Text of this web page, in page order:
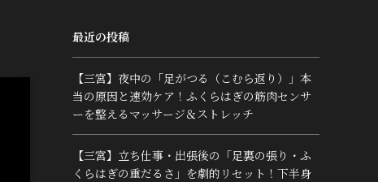
最近の投稿
【三宮】夜中の「足がつる（こむら返り）」本
当の原因と速効ケア！ふくらはぎの筋肉センサ
ーを整えるマッサージ＆ストレッチ
【三宮】立ち仕事・出張後の「足裏の張り・ふ
くらはぎの重だるさ」を劇的リセット！下半身